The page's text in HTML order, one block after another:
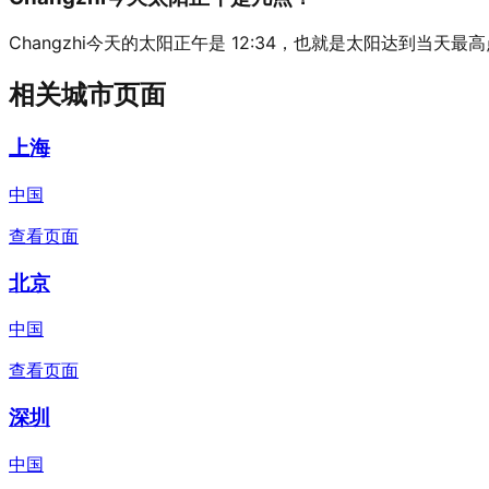
Changzhi今天的太阳正午是 12:34，也就是太阳达到当天最高
相关城市页面
上海
中国
查看页面
北京
中国
查看页面
深圳
中国